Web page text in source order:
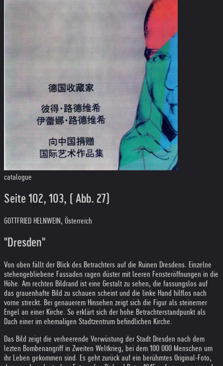
catalogue
Seite 102, 103, ( Abb. 27)
GOTTFRIED HELNWEIN, Österreich
"Dresden"
Von oben fällt der Blick des Betrachters auf die Ruinen Dresdens. Einzelne
stehengebliebene Fassaden ragen düster mit leeren Fensteröffnungen in die
Höhe. Am rechten Bildrand ist eine Gestalt zu sehen, die fassungslos auf
das grauenhafte Bild zu schauen scheint und die linke Hand hilflos nach
vorne streckt. Bei genauerem Hinsehen zeigt sich die Figur als steinerner
Engel an einer Kirche. So erklärt sich der hohe Betrachterstandpunkt als
Dach einer im ehemaligen Stadtzentrum befindlichen Kirche.
Das Bild zeigt die verheerende Verwüstung der Stadt Dresden nach dem
lezten Bombenangriff in Zweiten Weltkrieg, bei dem 100 000 Menschen um
ihr Leben gekommen sind. Es geht zurück auf ein berühmtes Original-Foto,